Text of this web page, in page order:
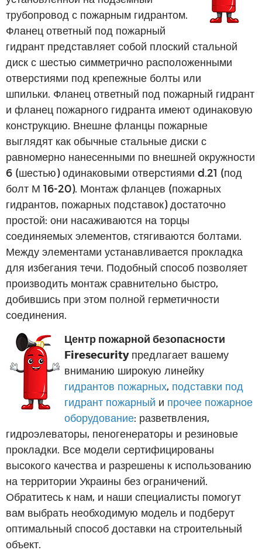
трубопровод с пожарным гидрантом.
Фланец ответный под пожарный
гидрант представляет собой плоский стальной
диск с шестью симметрично расположенными
отверстиями под крепежные болты или
шпильки. Фланец ответный под пожарный гидрант
и фланец пожарного гидранта имеют одинаковую
конструкцию. Внешне фланцы пожарные
выглядят как обычные стальные диски с
равномерно нанесенными по внешней окружности
6 (шестью) одинаковыми отверстиями d.21 (под
болт М 16-20). Монтаж фланцев (пожарных
гидрантов, пожарных подставок) достаточно
простой: они насаживаются на торцы
соединяемых элементов, стягиваются болтами.
Между элементами устанавливается прокладка
для избегания течи. Подобный способ позволяет
производить монтаж сравнительно быстро,
добившись при этом полной герметичности
соединения.
Центр пожарной безопасности
Firesecurityпредлагает вашему
вниманию широкую линейку
гидрантов пожарных, подставки под
гидрант пожарный и прочее пожарное
оборудование: разветвления,
гидроэлеваторы, пеногенераторы и резиновые
прокладки. Все модели сертифицированы
высокого качества и разрешены к использованию
на территории Украины без ограничений.
Обратитесь к нам, и наши специалисты помогут
вам выбрать необходимую модель и подберут
оптимальный способ доставки на строительный
объект.